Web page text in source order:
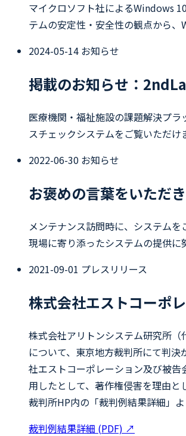
マイクロソフト社によるWindows
テムの安定性・安全性の観点から
2024-05-14 お知らせ
掲載のお知らせ：
医療機関・福祉施設の課題解決プ
スチェックシステムをご覧いただけ
2022-06-30 お知らせ
お褒めの言葉をいただ
メンテナンス訪問時に、システム
現場に寄り添ったシステムの提供に
2021-09-01 プレスリリース
株式会社エストコーポ
株式会社アリトンシステム研究所
について、東京地方裁判所にて判
社エストコーポレーション及び被
用したとして、著作権侵害を理由
裁判所HP内の「裁判例結果詳細」よ
裁判例結果詳細 (PDF) ↗